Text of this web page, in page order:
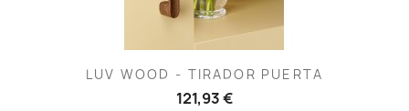
LUV WOOD - TIRADOR PUERTA
121,93 €